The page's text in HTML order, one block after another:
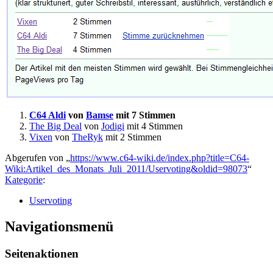
C64 Aldi von Bamse mit 7 Stimmen
The Big Deal von Jodigi mit 4 Stimmen
Vixen von TheRyk mit 2 Stimmen
Abgerufen von „https://www.c64-wiki.de/index.php?title=C64-
Wiki:Artikel_des_Monats_Juli_2011/Uservoting&oldid=98073“
Kategorie:
Uservoting
Navigationsmenü
Seitenaktionen